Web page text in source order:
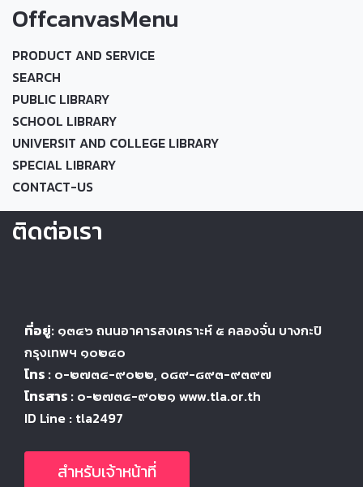
OffcanvasMenu
PRODUCT AND SERVICE
SEARCH
PUBLIC LIBRARY
SCHOOL LIBRARY
UNIVERSIT AND COLLEGE LIBRARY
SPECIAL LIBRARY
CONTACT-US
ติดต่อเรา
ที่อยู่: ๑๓๔๖ ถนนอาคารสงเคราะห์ ๕ คลองจั่น บางกะปิ
กรุงเทพฯ ๑๐๒๔๐
โทร : ๐-๒๗๓๔-๙๐๒๒, ๐๘๙-๘๙๓-๙๓๙๗
โทรสาร : ๐-๒๗๓๔-๙๐๒๑ www.tla.or.th
ID Line : tla2497
สำหรับเจ้าหน้าที่